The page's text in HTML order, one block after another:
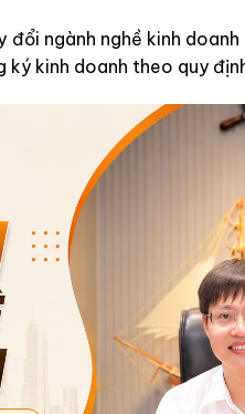
đổi ngành nghề kinh doanh
kinh doanh theo quy